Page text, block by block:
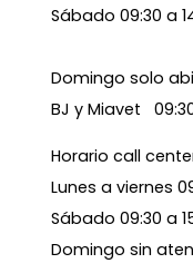
Sábado 09:30 a
Domingo solo
BJ y Miavet
Horario call
Lunes a viernes
Sábado 09:30 a
Domingo sin